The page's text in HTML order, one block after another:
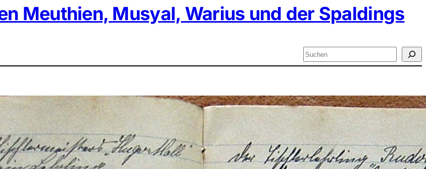
Meuthien, Musyal, Warius und der Spaldings
Suchen